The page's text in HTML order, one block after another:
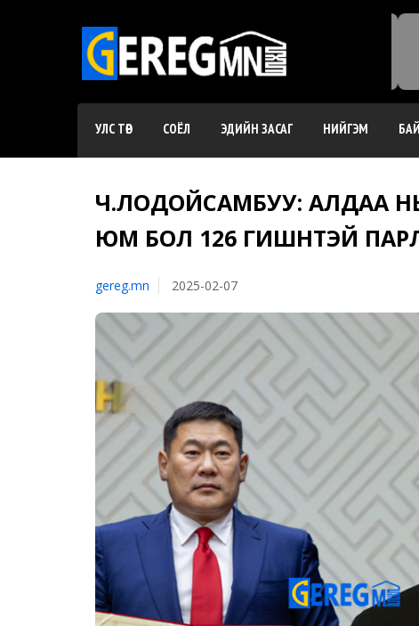
УЛС ТӨР СОЁЛ ЭДИЙН ЗАСАГ НИЙГЭМ
Ч.ЛОДОЙСАМБУУ: АЛДАА
ЮМ БОЛ 126 ГИШҮҮНТЭЙ
gereg.mn 2025-02-07